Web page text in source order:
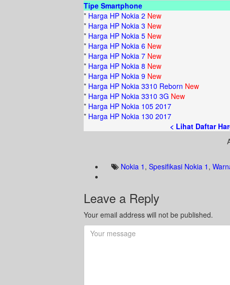
Tipe Smartphone
* Harga HP Nokia 2 New
* Harga HP Nokia 3 New
* Harga HP Nokia 5 New
* Harga HP Nokia 6 New
* Harga HP Nokia 7 New
* Harga HP Nokia 8 New
* Harga HP Nokia 9 New
* Harga HP Nokia 3310 Reborn New
* Harga HP Nokia 3310 3G New
* Harga HP Nokia 105 2017
* Harga HP Nokia 130 2017
< Lihat Daftar
Nokia 1 , Spesifikasi Nokia 1 ,
Leave a Reply
Your email address will not be published.